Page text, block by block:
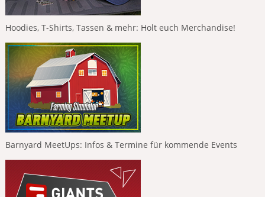
Hoodies, T-Shirts, Tassen & mehr: Holt euch Merchandise!
Barnyard MeetUps: Infos & Termine für kommende Events